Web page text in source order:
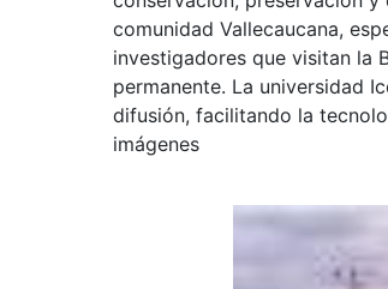
comunidad Vallecaucana,
investigadores que visitan la
permanente. La universidad
difusión, facilitando la
imágenes